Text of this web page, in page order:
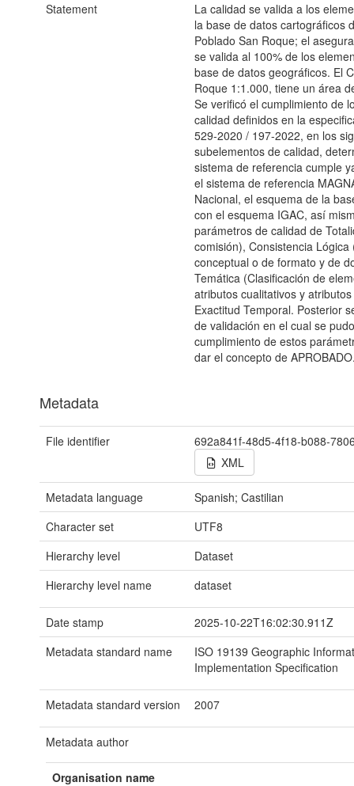
Statement
La calidad se valida a los
la base de datos cartográficos
Poblado San Roque; el
se valida al 100% de los
base de datos geográficos. El
Roque 1:1.000, tiene un área
Se verificó el cumplimiento de
calidad definidos en la
529-2020 / 197-2022, en los
subelementos de calidad,
sistema de referencia cumple
el sistema de referencia
Nacional, el esquema de la
con el esquema IGAC, así
parámetros de calidad de
comisión), Consistencia Lógica
conceptual o de formato y de
Temática (Clasificación de
atributos cualitativos y
Exactitud Temporal. Posterior
de validación en el cual se
cumplimiento de estos
dar el concepto de
Metadata
File identifier
692a841f-48d5-4f18-b088-
XML
Metadata language
Spanish; Castilian
Character set
UTF8
Hierarchy level
Dataset
Hierarchy level name
dataset
Date stamp
2025-10-22T16:02:30.911Z
Metadata standard name
ISO 19139 Geographic
Implementation Specification
Metadata standard version 2007
Metadata author
Organisation name